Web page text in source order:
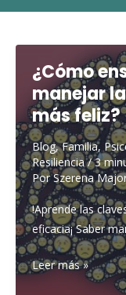
¿Cómo
manejar
más feliz?
Blog,Familia,
Resiliencia/3
PorSzerena
!Aprende las
eficacia¡ Saber
¿Cómo
Leer más »